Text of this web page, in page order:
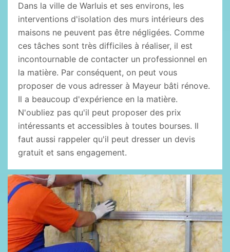
Dans la ville de Warluis et ses environs, les
interventions d'isolation des murs intérieurs des
maisons ne peuvent pas être négligées. Comme
ces tâches sont très difficiles à réaliser, il est
incontournable de contacter un professionnel en
la matière. Par conséquent, on peut vous
proposer de vous adresser à Mayeur bâti rénove.
Il a beaucoup d'expérience en la matière.
N'oubliez pas qu'il peut proposer des prix
intéressants et accessibles à toutes bourses. Il
faut aussi rappeler qu'il peut dresser un devis
gratuit et sans engagement.